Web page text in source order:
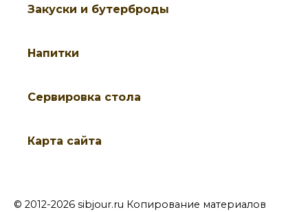
Закуски и бутерброды
Напитки
Cервировка стола
Карта сайта
© 2012-2026 sibjour.ru Копирование материалов